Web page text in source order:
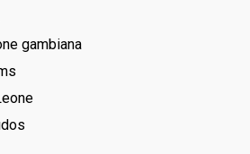
gambiana